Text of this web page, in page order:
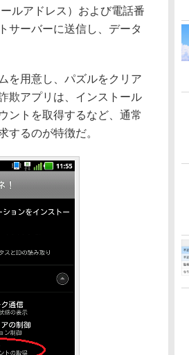
ルアドレス）および電話番
サーバーに送信し、データ
を用意し、パズルをクリア
欺アプリは、インストール
ントを取得するなど、通常
するのが特徴だ。